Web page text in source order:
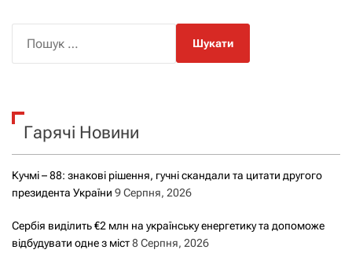
к
Гарячі Новини
Кучмі – 88: знакові рішення, гучні скандали та цитати другого
президента України 9 Серпня, 2026
Сербія виділить €2 млн на українську енергетику та допоможе
відбудувати одне з міст8 Серпня, 2026